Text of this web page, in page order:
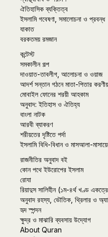
ঐতিহাসিক ব্যক্তিত্ব
ইসলামি গবেষণা, সমালোচনা ও প্রবন্ধ
যাকাত
বরকতময় রমজান
কন্টেস্ট
সমকালীন গল্প
দাওয়াত-তাবলীগ, আলোচনা ও ওয়াজ
আদর্শ সন্তান গঠনে মাতা-পিতার করণীয়
মোবাইল ফোনের শরয়ী আহকাম
অনুবাদ: ইতিহাস ও ঐতিহ্য
বাংলা নাটক
আরবী ব্যাকরণ
শরীয়তের দৃষ্টিতে পর্দা
ইসলামি বিধি-বিধান ও মাসআলা-
রাজনীতির অনুবাদ বই
কোন পথে ইউরোপের ইসলাম
রোযা
রিয়াদুস সালিহীন (১ম-৪র্থ খণ্ড
অনুবাদ রহস্য, ভৌতিক, থ্রিলার ও
হৃদ স্পন্দন
ক্ষুদ্র ও মাঝারি ব্যবসায় উদ্যোগ
About Quran